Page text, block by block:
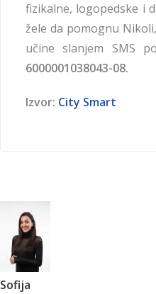
fizikalne, logopedske i
žele da pomognu
učine slanjem SMS
6000001038043-08.
Izvor: City Smart
Sofija